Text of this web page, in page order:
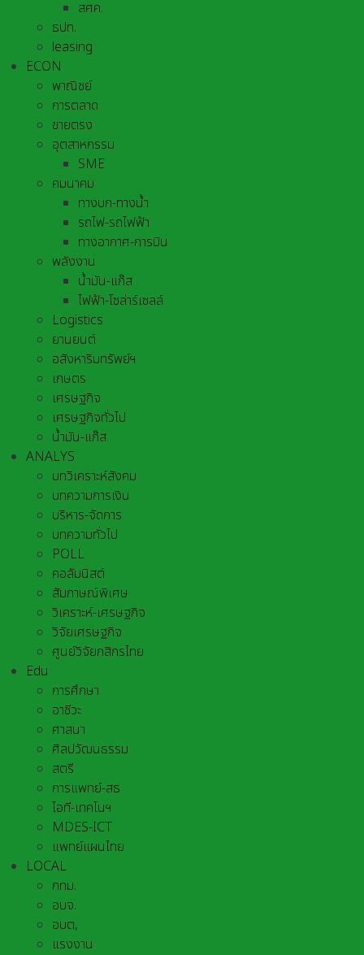
สศค.
ธปท.
leasing
ECON
พาณิชย์
การตลาด
ขายตรง
อุตสาหกรรม
SME
คมนาคม
ทางบก-ทางน้ำ
รถไฟ-รถไฟฟ้า
ทางอากาศ-การบิน
พลังงาน
น้ำมัน-แก๊ส
ไฟฟ้า-โซล่าร์เซลล์
Logistics
ยานยนต์
อสังหาริมทรัพย์ฯ
เกษตร
เศรษฐกิจ
เศรษฐกิจทั่วไป
น้ำมัน-แก๊ส
ANALYS
บทวิเคราะห์สังคม
บทความการเงิน
บริหาร-จัดการ
บทความทั่วไป
POLL
คอลัมนิสต์
สัมภาษณ์พิเศษ
วิเคราะห์-เศรษฐกิจ
วิจัยเศรษฐกิจ
ศูนย์วิจัยกสิกรไทย
Edu
การศึกษา
อาชีวะ
ศาสนา
ศิลปวัฒนธรรม
สตรี
การแพทย์-สธ
ไอที-เทคโนฯ
MDES-ICT
แพทย์แผนไทย
LOCAL
กทม.
อบจ.
อบต,
แรงงาน